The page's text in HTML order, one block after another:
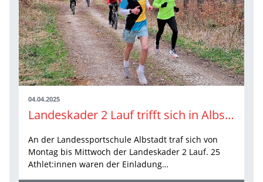
04.04.2025
Landeskader 2 Lauf trifft sich in Albstadt
An der Landessportschule Albstadt traf sich von
Montag bis Mittwoch der Landeskader 2 Lauf. 25
Athlet:innen waren der Einladung…